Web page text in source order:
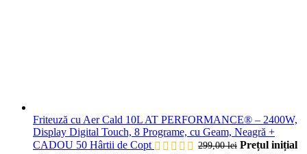
Friteuză cu Aer Cald 10L AT PERFORMANCE® – 2400W,
Display Digital Touch, 8 Programe, cu Geam, Neagră +
CADOU 50 Hârtii de Copt
299,00lei Prețul inițial